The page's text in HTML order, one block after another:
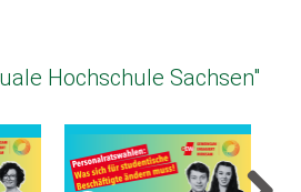
Hochschule Sachsen"